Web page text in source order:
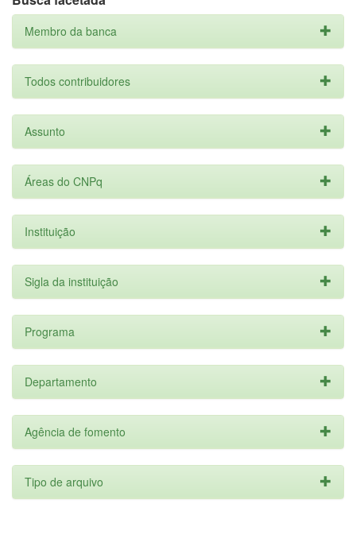
Membro da banca
Todos contribuidores
Assunto
Áreas do CNPq
Instituição
Sigla da instituição
Programa
Departamento
Agência de fomento
Tipo de arquivo